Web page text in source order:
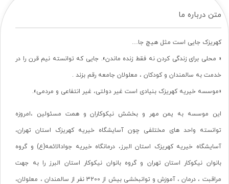
متن درباره ما
کهریزک جایی است مثل هیچ جا…
« محلی برای زندگی کردن نه فقط زنده ماندن». جایی که توانسته نیم قرن را در
خدمت به سالمندان و کودکان ، معلولان جامعه رقم بزند .
«موسسه خیریه کهریزک بنیادی است غیر دولتی، غیر انتفاعی و مردمی».
این موسسه به یمن مهر و بخشش نیکوکاران و همت مسئولین ،امروزه
توانسته واحد های مختلفی چون آسایشگاه خیریه کهریزک استان تهران،
آسایشگاه خیریه کهریزک استان البرز، درمانگاه خیریه جوادالائمه(ع) و گروه
بانوان نیکوکار استان تهران و گروه بانوان نیکوکار استان البرز را به جهت
مراقبت ، درمان ، آموزش و توانبخشی بیش از 3200 نفر از سالمندان ، معلولان،